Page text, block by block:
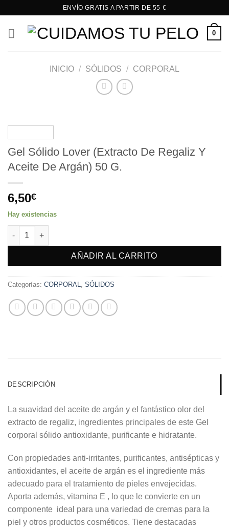
contenido
ENVÍO GRATIS A PARTIR DE 55 €
0
INICIO / SÓLIDOS / CORPORAL
Gel Sólido Lover (Extracto De Regaliz Y
Aceite De Argán) 50 G.
6,50€
Hay existencias
Gel Sólido Lover (Extracto De Regaliz Y Aceite De Argán) 50 G.
AÑADIR AL CARRITO
Categorías: CORPORAL SÓLIDOS
DESCRIPCIÓN
La suavidad del aceite de argán y el fantástico olor del
extracto de regaliz, ingredientes principales de este Gel
corporal sólido antioxidante, purificante e hidratante.
Con propiedades anti-irritantes, purificantes, antisépticas y
antioxidantes, el aceite de argán es el ingrediente más
adecuado para el tratamiento de pieles envejecidas.
Aporta además, vitamina E , lo que le convierte en un
componente ideal para una variedad de cremas para la
piel y otros productos cosméticos. Tiene destacadas